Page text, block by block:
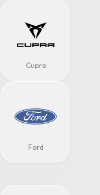
Cupra
Ford